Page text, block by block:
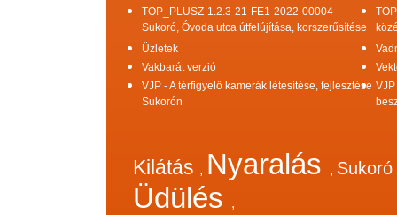
TOP_PLUSZ-1.2.3-21-FE1-2022-00004 -
Sukoró, Óvoda utca útfelújítása, korszerűsítése
Üzletek
Vakbarát verzió
VJP - A térfigyelő kamerák létesítése, fejlesztése
Sukorón
Kilátás , Nyaralás , Sukoró
Üdülés ,